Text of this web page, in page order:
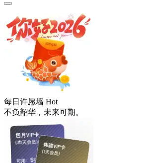
每日许愿墙 Hot
不负韶华，未来可期。